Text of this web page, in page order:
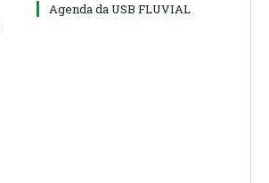
Agenda da USB FLUVIAL